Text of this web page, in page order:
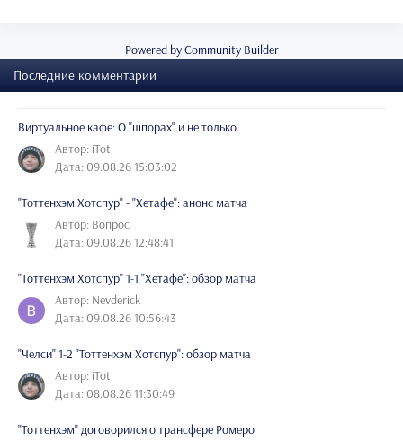
Powered by Community Builder
Последние комментарии
Виртуальное кафе: О "шпорах" и не только
Автор: iTot
Дата: 09.08.26 15:03:02
"Тоттенхэм Хотспур" - "Хетафе": анонс матча
Автор: Вопрос
Дата: 09.08.26 12:48:41
"Тоттенхэм Хотспур" 1-1 "Хетафе": обзор матча
Автор: Nevderick
Дата: 09.08.26 10:56:43
"Челси" 1-2 "Тоттенхэм Хотспур": обзор матча
Автор: iTot
Дата: 08.08.26 11:30:49
"Тоттенхэм" договорился о трансфере Ромеро